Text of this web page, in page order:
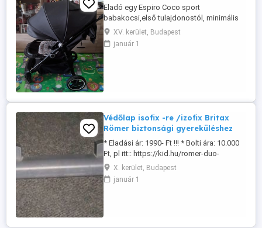
Eladó egy Espiro Coco sport
babakocsi,első tulajdonostól, minimális
karcolások.Esővédővel!
XV. kerület, Budapest
január 1
Védőlap isofix -re /izofix Britax
Römer biztonsági gyereküléshez
* Eladási ár: 1990- Ft !!! * Bolti ára: 10.000
Ft, pl itt:: https://kid.hu/romer-duo-
vedolap-isofix-re?site_language= Ha nem
isofixesként használjuk a gyerekülést
akkor lezárhatjuk az izofix csatlakozókat
X. kerület, Budapest
január 1